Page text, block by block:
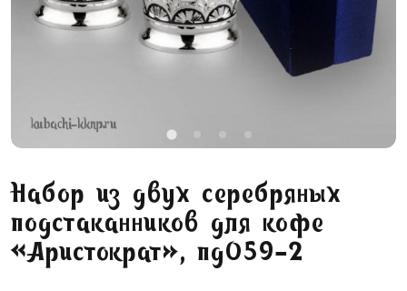
Набор из двух серебряных
подстаканников для кофе
«Аристократ», пд059-2